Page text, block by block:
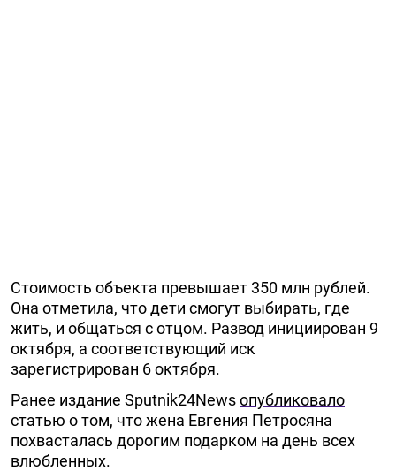
Стоимость объекта превышает 350 млн рублей.
Она отметила, что дети смогут выбирать, где
жить, и общаться с отцом. Развод инициирован 9
октября, а соответствующий иск
зарегистрирован 6 октября.
Ранее издание Sputnik24Newsопубликовало
статью о том, что жена Евгения Петросяна
похвасталась дорогим подарком на день всех
влюбленных.